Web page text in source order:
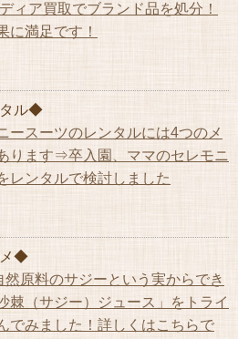
ィア買取でブランド品を処分！
に満足です！
ル◆
ースーツのレンタルには4つのメ
ります⇒卒入園、ママのセレモニ
レンタルで検討しました
メ◆
原料のサジーという実からでき
棘（サジー）ジュース」をトライ
でみました！詳しくはこちらで